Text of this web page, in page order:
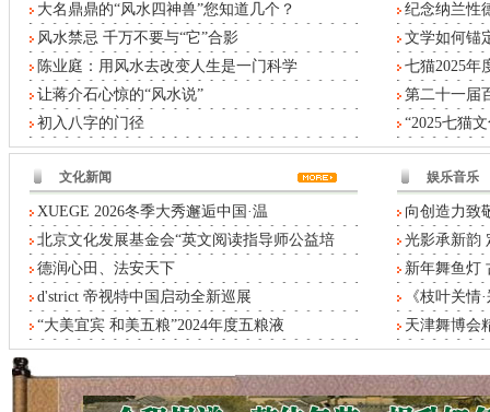
大名鼎鼎的“风水四神兽”您知道几个？
风水禁忌 千万不要与“它”合影
陈业庭：用风水去改变人生是一门科学
让蒋介石心惊的“风水说”
初入八字的门径
纪念纳兰性
文学如何锚
七猫2025年
第二十一届
“2025七猫
文化新闻
XUEGE 2026冬季大秀邂逅中国·温
北京文化发展基金会“英文阅读指导师公益培
德润心田、法安天下
d'strict 帝视特中国启动全新巡展
“大美宜宾 和美五粮”2024年度五粮液
娱乐音乐
向创造力致
光影承新韵
新年舞鱼灯
《枝叶关
天津舞博会